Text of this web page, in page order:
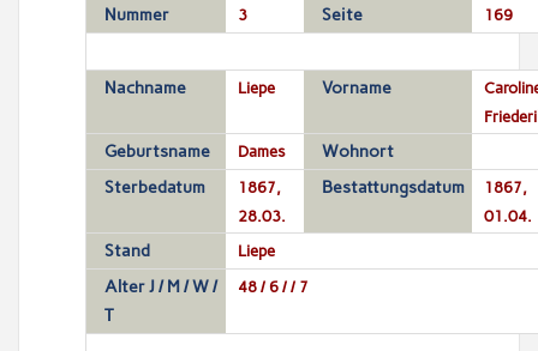
Nummer 3 Seite 169
Nachname Liepe Vorname
Geburtsname Dames
Wohnort
Sterbedatum
1867,
28.03.
Bestattungsdatum
1867,
01.04.
Stand Liepe
Alter J / M / W /
T
48 / 6 / / 7